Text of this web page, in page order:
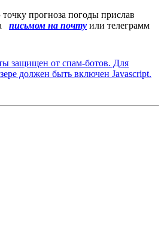
прогноза погоды прислав
письмом на почту или телеграмм
защищен от спам-ботов. Для
должен быть включен Javascript.